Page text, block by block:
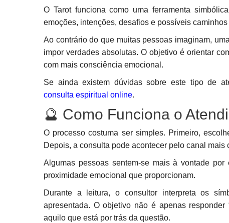
O Tarot funciona como uma ferramenta
emoções, intenções, desafios e possíveis
Ao contrário do que muitas pessoas imaginam,
impor verdades absolutas. O objetivo é orientar
com mais consciência emocional.
Se ainda existem dúvidas sobre este tipo de
consulta espiritual online.
🔮 Como Funciona o
O processo costuma ser simples. Primeiro,
Depois, a consulta pode acontecer pelo canal mais
Algumas pessoas sentem-se mais à vontade
proximidade emocional que proporcionam.
Durante a leitura, o consultor interpreta os
apresentada. O objetivo não é apenas responder
aquilo que está por trás da questão.